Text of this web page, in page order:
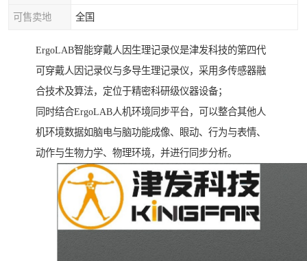
可售卖地 全国
ErgoLAB智能穿戴人因生理记录仪是津发科技的第四代
可穿戴人因记录仪与多导生理记录仪，采用多传感器融
合技术及算法，定位于精密科研级仪器设备；
同时结合ErgoLAB人机环境同步平台，可以整合其他人
机环境数据如脑电与脑功能成像、眼动、行为与表情、
动作与生物力学、物理环境，并进行同步分析。